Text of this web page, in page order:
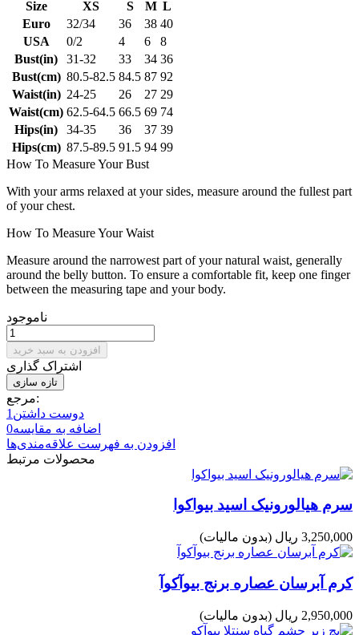
Size XS S M L
Euro
32/34 36 38 40
USA
0/2 4 6
8
Bust(in)
31-32 33 34 36
Bust(cm) 80.5-82.5 84.5 87 92
Waist(in) 24-25 26 27 29
Waist(cm) 62.5-64.5 66.5 69 74
Hips(in)
34-35 36 37 39
Hips(cm) 87.5-89.5 91.5 94 99
How To Measure Your Bust
With your arms relaxed at your sides, measure around the fullest part
of your chest.
How To Measure Your Waist
Measure around the narrowest part of your natural waist, generally
around the belly button. To ensure a comfortable fit, keep one finger
between the measuring tape and your body.
ناموجود
افزودن به سبد خرید
اشتراک گذاری
مرجع:
دوست داشتن 1
اضافه به مقایسه0
افزودن به فهرست علاقه‌مندی‌ها
محصولات مرتبط
سرم هیالورونیک اسید بیواکوا
3,250,000 ریال (بدون مالیات)
کرم آبرسان عصاره برنج بیوآکوآ
2,950,000 ریال (بدون مالیات)